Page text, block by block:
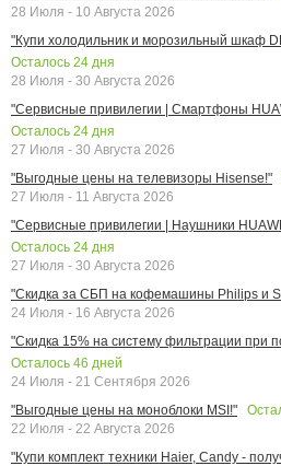
28 Июля - 10 Августа 2026
"Купи холодильник и морозильный шкаф
Осталось 24 дня
28 Июля - 30 Августа 2026
"Сервисные привилегии | Смартфоны
Осталось 24 дня
27 Июля - 30 Августа 2026
"Выгодные цены на телевизоры Hisense!"
27 Июля - 11 Августа 2026
"Сервисные привилегии | Наушники
Осталось 24 дня
27 Июля - 30 Августа 2026
"Скидка за СБП на кофемашины Philips и
24 Июля - 16 Августа 2026
"Скидка 15% на систему фильтрации при
Осталось 46 дней
24 Июля - 21 Сентября 2026
"Выгодные цены на моноблоки MSI!"
22 Июля - 22 Августа 2026
"Купи комплект техники Haier, Candy -